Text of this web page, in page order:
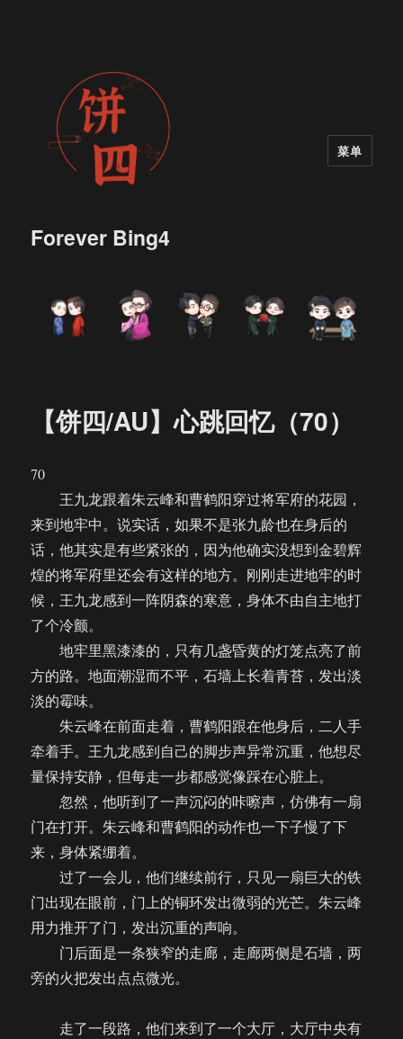
Forever Bing4
菜单
【饼四/AU】心跳回忆（70）
70
王九龙跟着朱云峰和曹鹤阳穿过将军府的花园，
来到地牢中。说实话，如果不是张九龄也在身后的
话，他其实是有些紧张的，因为他确实没想到金碧辉
煌的将军府里还会有这样的地方。刚刚走进地牢的时
候，王九龙感到一阵阴森的寒意，身体不由自主地打
了个冷颤。
地牢里黑漆漆的，只有几盏昏黄的灯笼点亮了前
方的路。地面潮湿而不平，石墙上长着青苔，发出淡
淡的霉味。
朱云峰在前面走着，曹鹤阳跟在他身后，二人手
牵着手。王九龙感到自己的脚步声异常沉重，他想尽
量保持安静，但每走一步都感觉像踩在心脏上。
忽然，他听到了一声沉闷的咔嚓声，仿佛有一扇
门在打开。朱云峰和曹鹤阳的动作也一下子慢了下
来，身体紧绷着。
过了一会儿，他们继续前行，只见一扇巨大的铁
门出现在眼前，门上的铜环发出微弱的光芒。朱云峰
用力推开了门，发出沉重的声响。
门后面是一条狭窄的走廊，走廊两侧是石墙，两
旁的火把发出点点微光。
走了一段路，他们来到了一个大厅，大厅中央有